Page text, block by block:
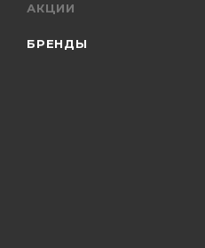
АКЦИИ
БРЕНДЫ